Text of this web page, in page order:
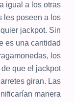
igual a los otras
les poseen a los
jackpot. Sin
es una cantidad
los
que el jackpot
giran. Las
manera